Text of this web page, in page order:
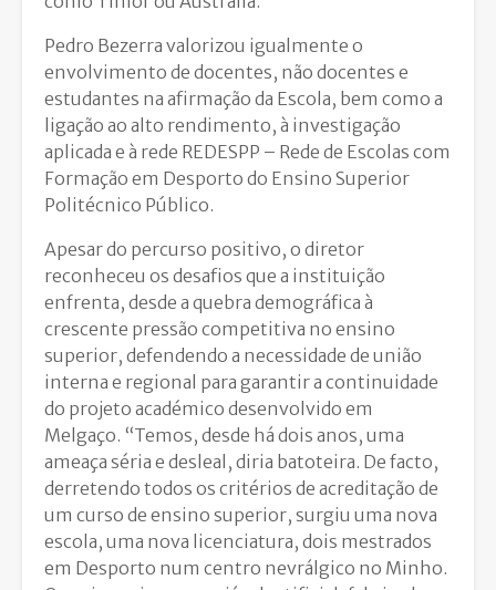
Pedro Bezerra valorizou igualmente o
envolvimento de docentes, não docentes e
estudantes na afirmação da Escola, bem como a
ligação ao alto rendimento, à investigação
aplicada e à rede REDESPP – Rede de Escolas com
Formação em Desporto do Ensino Superior
Politécnico Público.
Apesar do percurso positivo, o diretor
reconheceu os desafios que a instituição
enfrenta, desde a quebra demográfica à
crescente pressão competitiva no ensino
superior, defendendo a necessidade de união
interna e regional para garantir a continuidade
do projeto académico desenvolvido em
Melgaço. “Temos, desde há dois anos, uma
ameaça séria e desleal, diria batoteira. De facto,
derretendo todos os critérios de acreditação de
um curso de ensino superior, surgiu uma nova
escola, uma nova licenciatura, dois mestrados
em Desporto num centro nevrálgico no Minho.